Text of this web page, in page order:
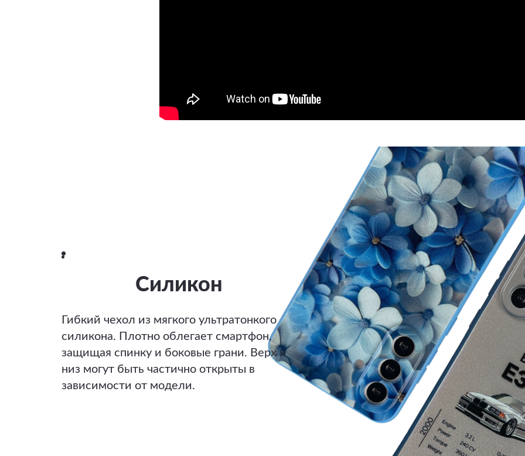
Силикон
Гибкий чехол из мягкого ультратонкого
силикона. Плотно облегает смартфон,
защищая спинку и боковые грани. Верх и
низ могут быть частично открыты в
зависимости от модели.